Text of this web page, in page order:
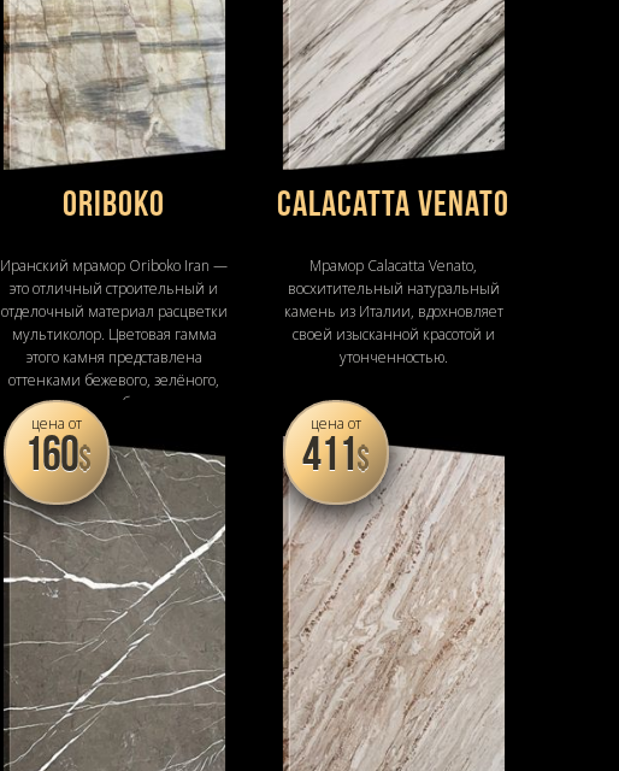
Oriboko
Иранский мрамор Oriboko Iran —
это отличный строительный и
отделочный материал расцветки
мультиколор. Цветовая гамма
этого камня представлена
оттенками бежевого, зелёного,
серого и белого
Calacatta Venato
Мрамор Calacatta Venato,
восхитительный натуральный
камень из Италии, вдохновляет
своей изысканной красотой и
утонченностью.
цена от
160$
цена от
411$